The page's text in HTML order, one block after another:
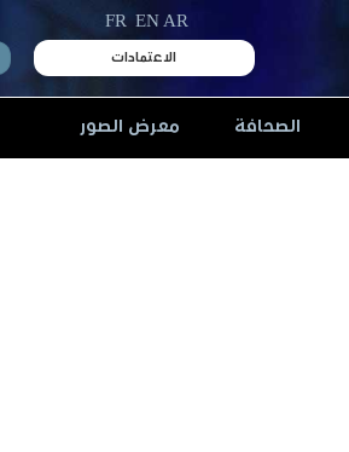
AR
EN
FR
الاعتمادات
الصحافة معرض الصور